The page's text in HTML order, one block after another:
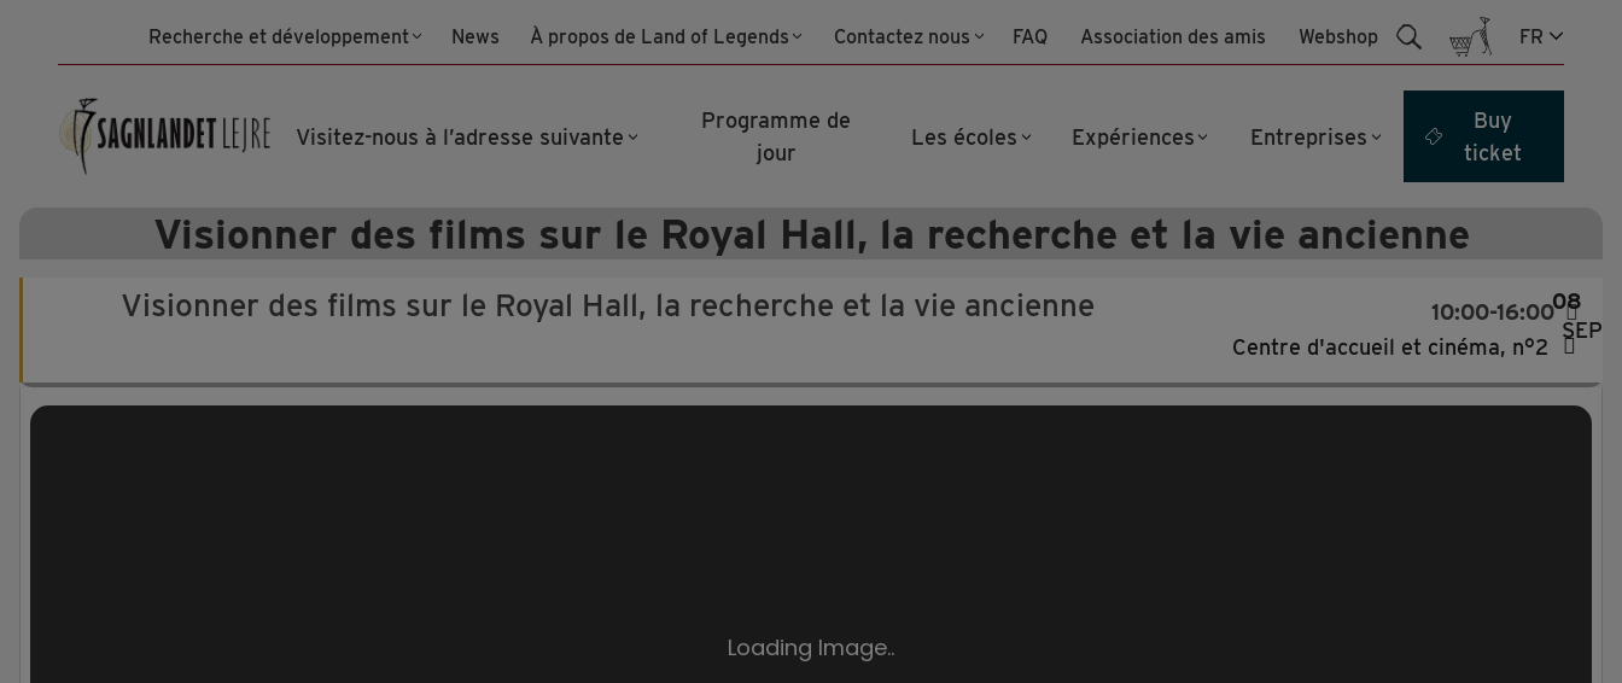
Recherche et développement News À propos de Land of Legends Contactez nous FAQ Association des amis Webshop FR
Visitez-nous à l’adresse suivante
Programme de
jour
Les écoles Expériences Entreprises
Buy
ticket
Visionner des films sur le Royal Hall, la recherche et la vie ancienne
08
SEP
Visionner des films sur le Royal Hall, la recherche et la vie ancienne
10:00-16:00
Centre d'accueil et cinéma, n°2